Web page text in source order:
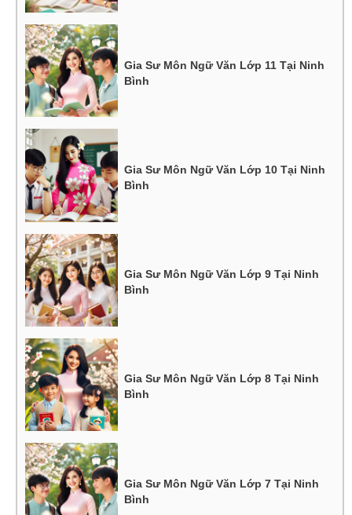
Gia Sư Môn Ngữ Văn Lớp 11 Tại Ninh
Bình
Gia Sư Môn Ngữ Văn Lớp 10 Tại Ninh
Bình
Gia Sư Môn Ngữ Văn Lớp 9 Tại Ninh
Bình
Gia Sư Môn Ngữ Văn Lớp 8 Tại Ninh
Bình
Gia Sư Môn Ngữ Văn Lớp 7 Tại Ninh
Bình